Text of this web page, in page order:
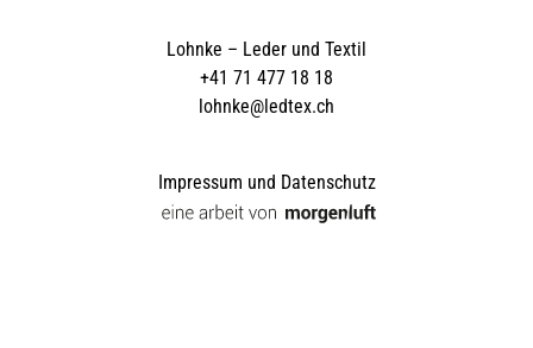
Lohnke – Leder und Textil
+41 71 477 18 18
lohnke@ledtex.ch
Impressum und Datenschutz